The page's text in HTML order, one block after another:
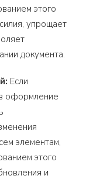
этого
упрощает
документа.
Если
оформление
элементам,
этого
и